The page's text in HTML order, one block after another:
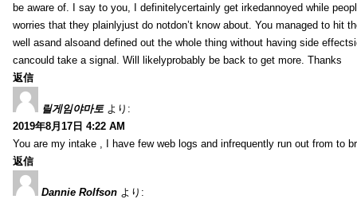
be aware of. I say to you, I definitelycertainly get irkedannoyed while
worries that they plainlyjust do notdon’t know about. You managed to hit
well asand alsoand defined out the whole thing without having side
cancould take a signal. Will likelyprobably be back to get more. Thanks
返信
릴게임야마토 より:
2019年8月17日 4:22 AM
You are my intake , I have few web logs and infrequently run out from to
返信
Dannie Rolfson より: